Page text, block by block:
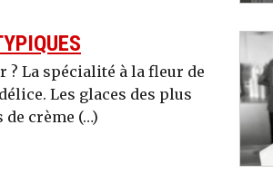
? La spécialité à la fleur de
Les glaces des plus
crème (…)